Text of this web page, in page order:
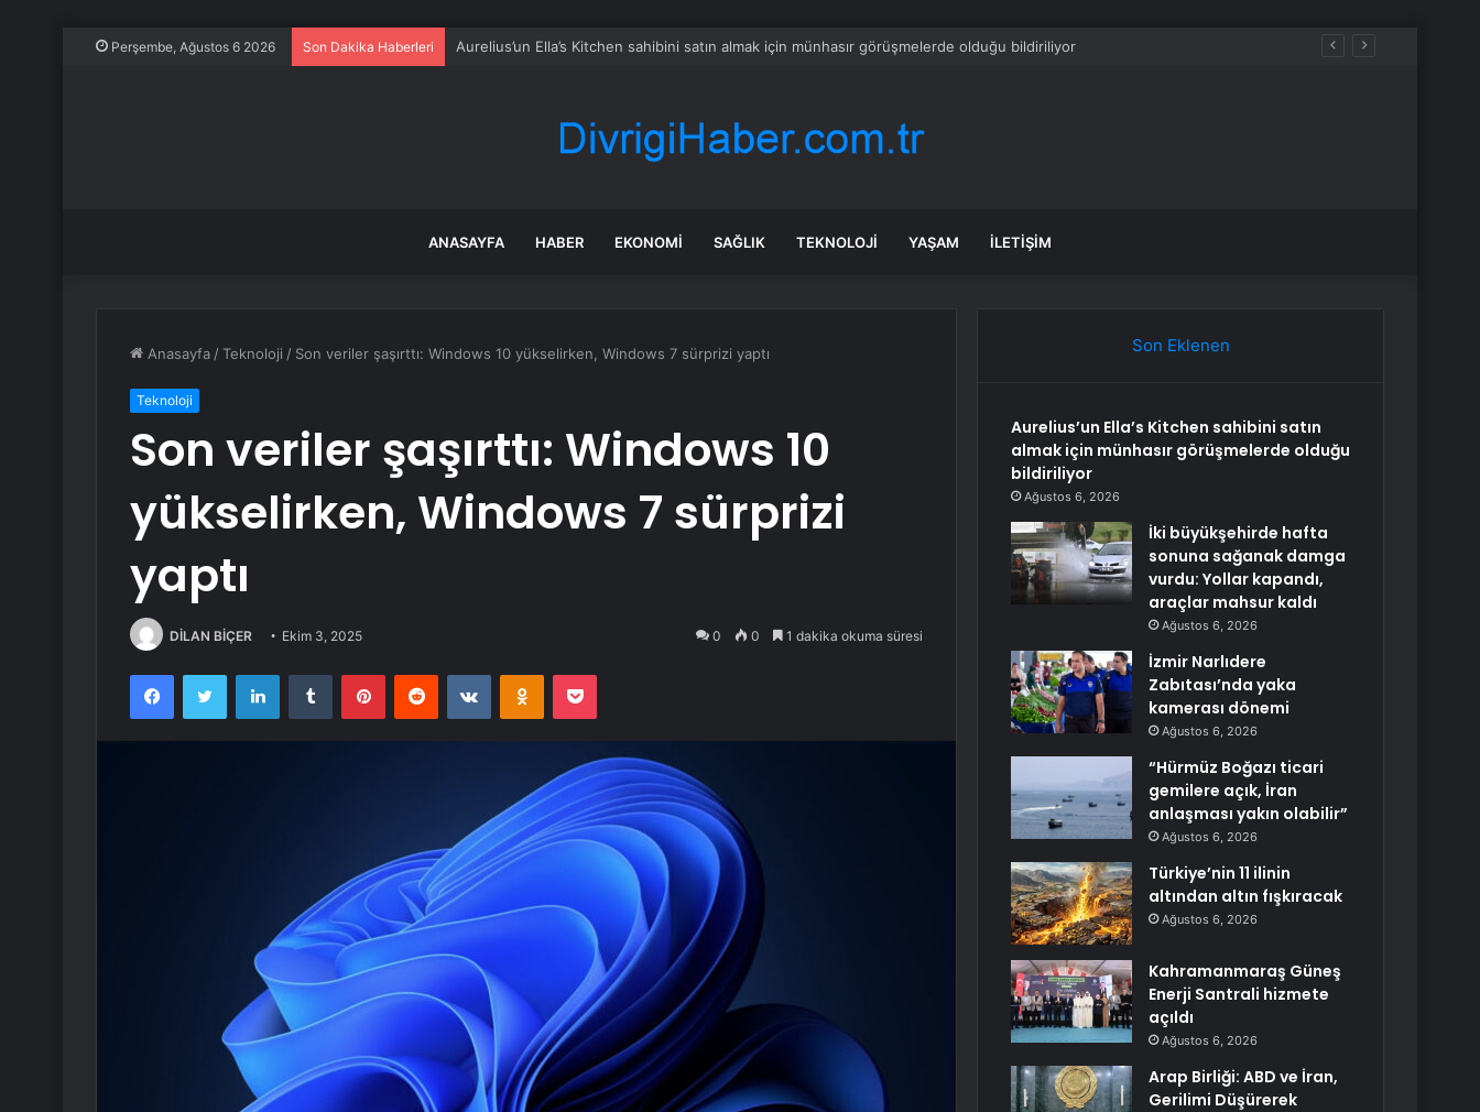
Perşembe, Ağustos 6 2026 Son Dakika Haberleri İki büyükşehirde hafta sonuna sağanak damga vurdu: Yollar kapandı, araçlar mahsur kaldı
ANASAYFA HABER EKONOMI SAĞLIK TEKNOLOJI YAŞAM İLETIŞIM
Anasayfa /Teknoloji / Son veriler şaşırttı: Windows 10 yükselirken, Windows 7 sürprizi yaptı
Teknoloji
Son veriler şaşırttı: Windows 10
yükselirken, Windows 7 sürprizi
yaptı
DİLAN BİÇER Ekim 3, 2025 0 0 1 dakika okuma süresi
FacebookTwitter LinkedInTumblr PinterestReddit VKontakteOdnoklassniki
Pocket
Son Eklenen
Aurelius’un Ella’s Kitchen sahibini satın
almak için münhasır görüşmelerde olduğu
bildiriliyor
Ağustos 6, 2026
İki büyükşehirde hafta
sonuna sağanak damga
vurdu: Yollar kapandı,
araçlar mahsur kaldı
Ağustos 6, 2026
İzmir Narlıdere
Zabıtası’nda yaka
kamerası dönemi
Ağustos 6, 2026
“Hürmüz Boğazı ticari
gemilere açık, İran
anlaşması yakın olabilir”
Ağustos 6, 2026
Türkiye’nin 11 ilinin
altından altın fışkıracak
Ağustos 6, 2026
Kahramanmaraş Güneş
Enerji Santrali hizmete
açıldı
Ağustos 6, 2026
Arap Birliği: ABD ve İran,
Gerilimi Düşürerek